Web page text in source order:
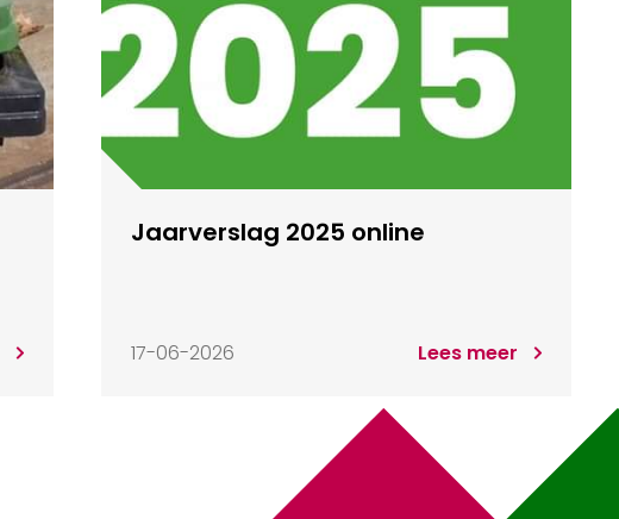
Jaarverslag 2025 online
17-06-2026 Lees meer